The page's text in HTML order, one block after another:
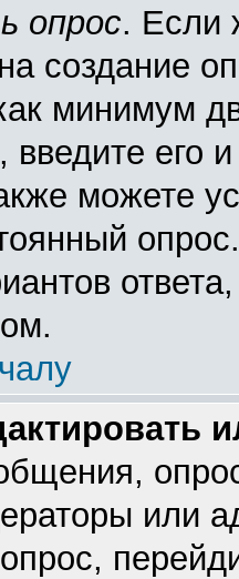
опрос. Если
создание
минимум
введите его
можете
или